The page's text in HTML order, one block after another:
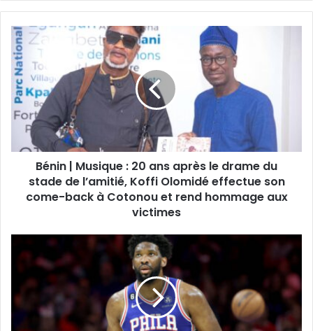
Bénin | Musique : 20 ans après le drame du
stade de l’amitié, Koffi Olomidé effectue son
come-back à Cotonou et rend hommage aux
victimes